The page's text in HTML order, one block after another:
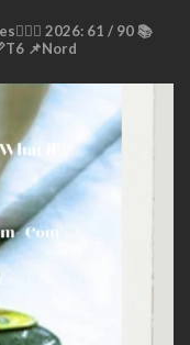
2026: 61 / 90 📚
📌Nord